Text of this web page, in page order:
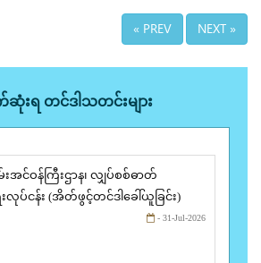
« PREV NEXT »
ဆုံးရ တင်ဒါသတင်းများ
းအင်ဝန်ကြီးဌာန၊ လျှပ်စစ်ဓာတ်
ပ်ငန်း (အိတ်ဖွင့်တင်ဒါခေါ်ယူခြင်း)
- 31-Jul-2026